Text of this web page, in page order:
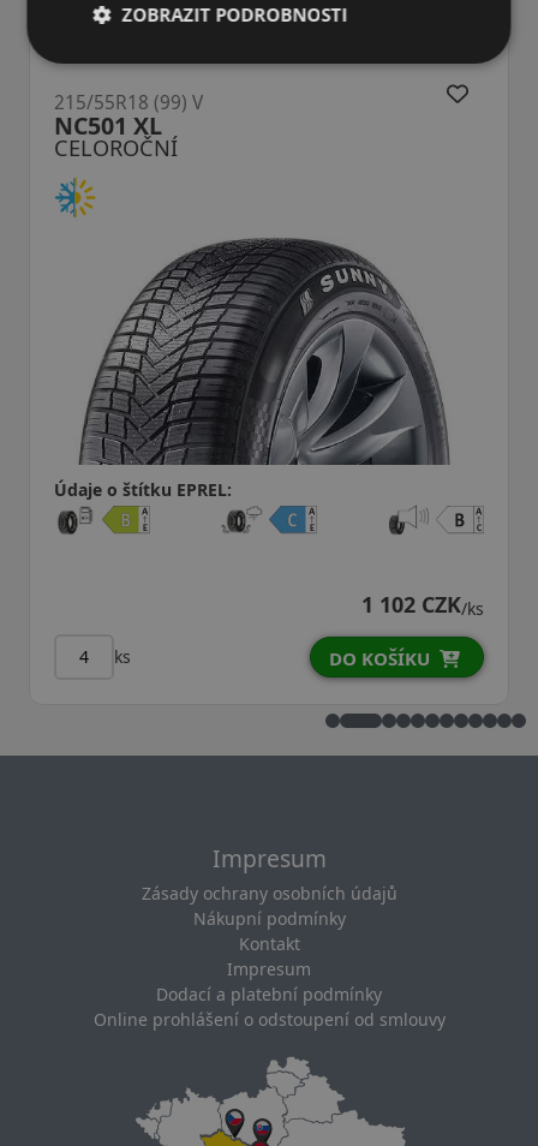
CELOROČNÍ
NC501 XL
215/55R18 (99) V
Údaje o štítku EPREL:
1 102 CZK/ks
ks DO KOŠÍKU
Impresum
Zásady ochrany osobních údajů
Nákupní podmínky
Kontakt
Impresum
Dodací a platební podmínky
Online prohlášení o odstoupení od smlouvy
ZOBRAZIT PODROBNOSTI